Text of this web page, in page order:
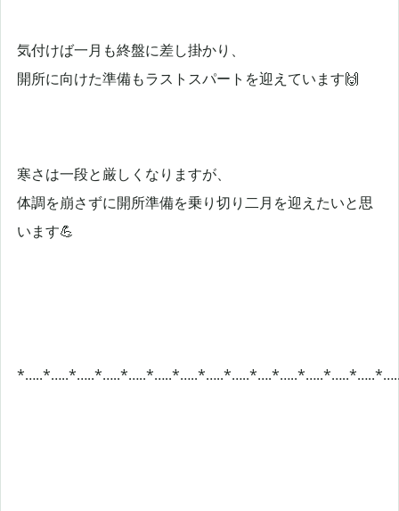
気付けば一月も終盤に差し掛かり、
開所に向けた準備もラストスパートを迎えています🙌
寒さは一段と厳しくなりますが、
体調を崩さずに開所準備を乗り切り二月を迎えたいと思
います💪